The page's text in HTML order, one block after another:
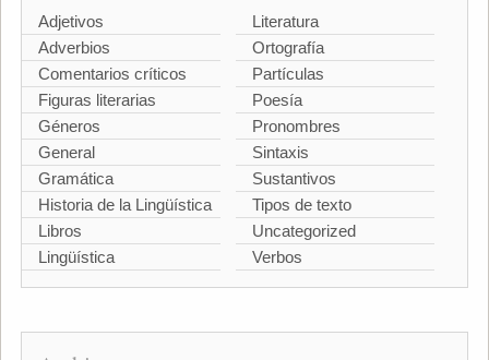
Adjetivos
Adverbios
Comentarios críticos
Figuras literarias
Géneros
General
Gramática
Historia de la Lingüística
Libros
Lingüística
Literatura
Ortografía
Partículas
Poesía
Pronombres
Sintaxis
Sustantivos
Tipos de texto
Uncategorized
Verbos